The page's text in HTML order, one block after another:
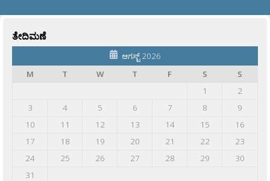
ತೇದಿಮಣೆ
ಆಗಸ್ಟ್ 2026
M
T W T F S
S
1
2
3
4 5 6 7 8
9
10
11 12 13 14 15
16
17
18 19 20 21 22
23
24
25 26 27 28 29
30
31